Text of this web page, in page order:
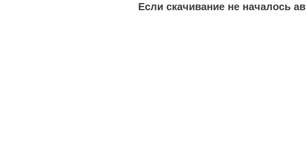
Если скачивание не началось